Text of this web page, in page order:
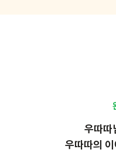
우따따
우따따의